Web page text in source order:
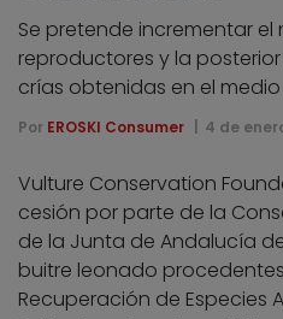
Se pretende incrementar
reproductores y la
crías obtenidas en el
Por EROSKI Consumer 4 de
Vulture Conservation
cesión por parte de la
de la Junta de Andalucía
buitre leonado
Recuperación de Especies